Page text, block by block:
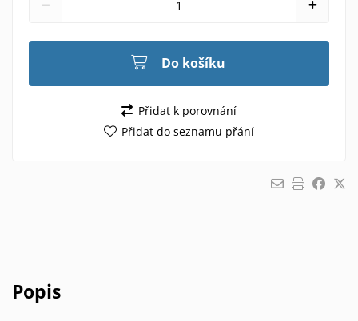
Do košíku
Přidat k porovnání
Přidat do seznamu přání
Popis